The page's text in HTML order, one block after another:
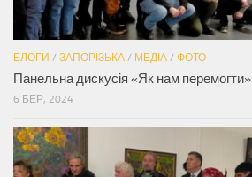
БЛОГИ / ЗАПОРІЗЬКА / МЕДІА / ФОТО
Панельна дискусія «Як нам перемогти»
6 БЕР, 2024